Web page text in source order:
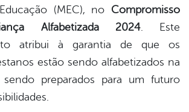
(MEC), no Compromisso
Alfabetizada 2024. Este
atribui à garantia de que os
estão sendo alfabetizados na
preparados para um futuro